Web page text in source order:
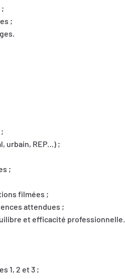
;
urbain, REP…) ;
;
filmées ;
attendues ;
et efficacité professionnelle.
1, 2 et 3 ;